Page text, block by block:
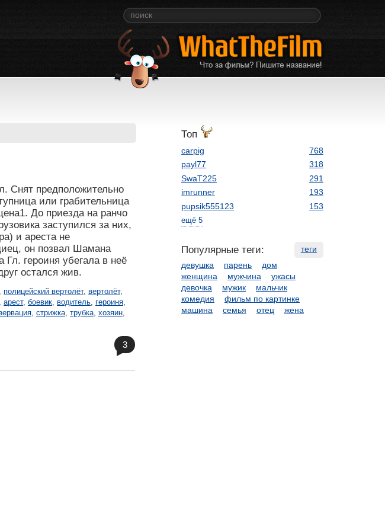
Снят предположительно
или грабительница
До приезда на ранчо
заступился за них,
и ареста не
он позвал Шамана
героиня убегала в неё
остался жив.
, полицейский вертолёт, вертолёт,
, арест, боевик, водитель, героиня,
, стрижка, трубка, хозяин,
3
Топ
carpig
768
payl77
318
SwaT225
291
imrunner
193
pupsik555123
153
ещё 5
теги
Популярные теги:
девушка парень
дом
женщина
мужчина
ужасы
девочка
мужик
мальчик
комедия
фильм по картинке
машина
семья отец жена